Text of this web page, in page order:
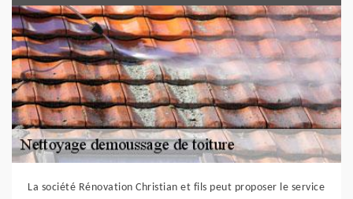
La société Rénovation Christian et fils peut proposer le service